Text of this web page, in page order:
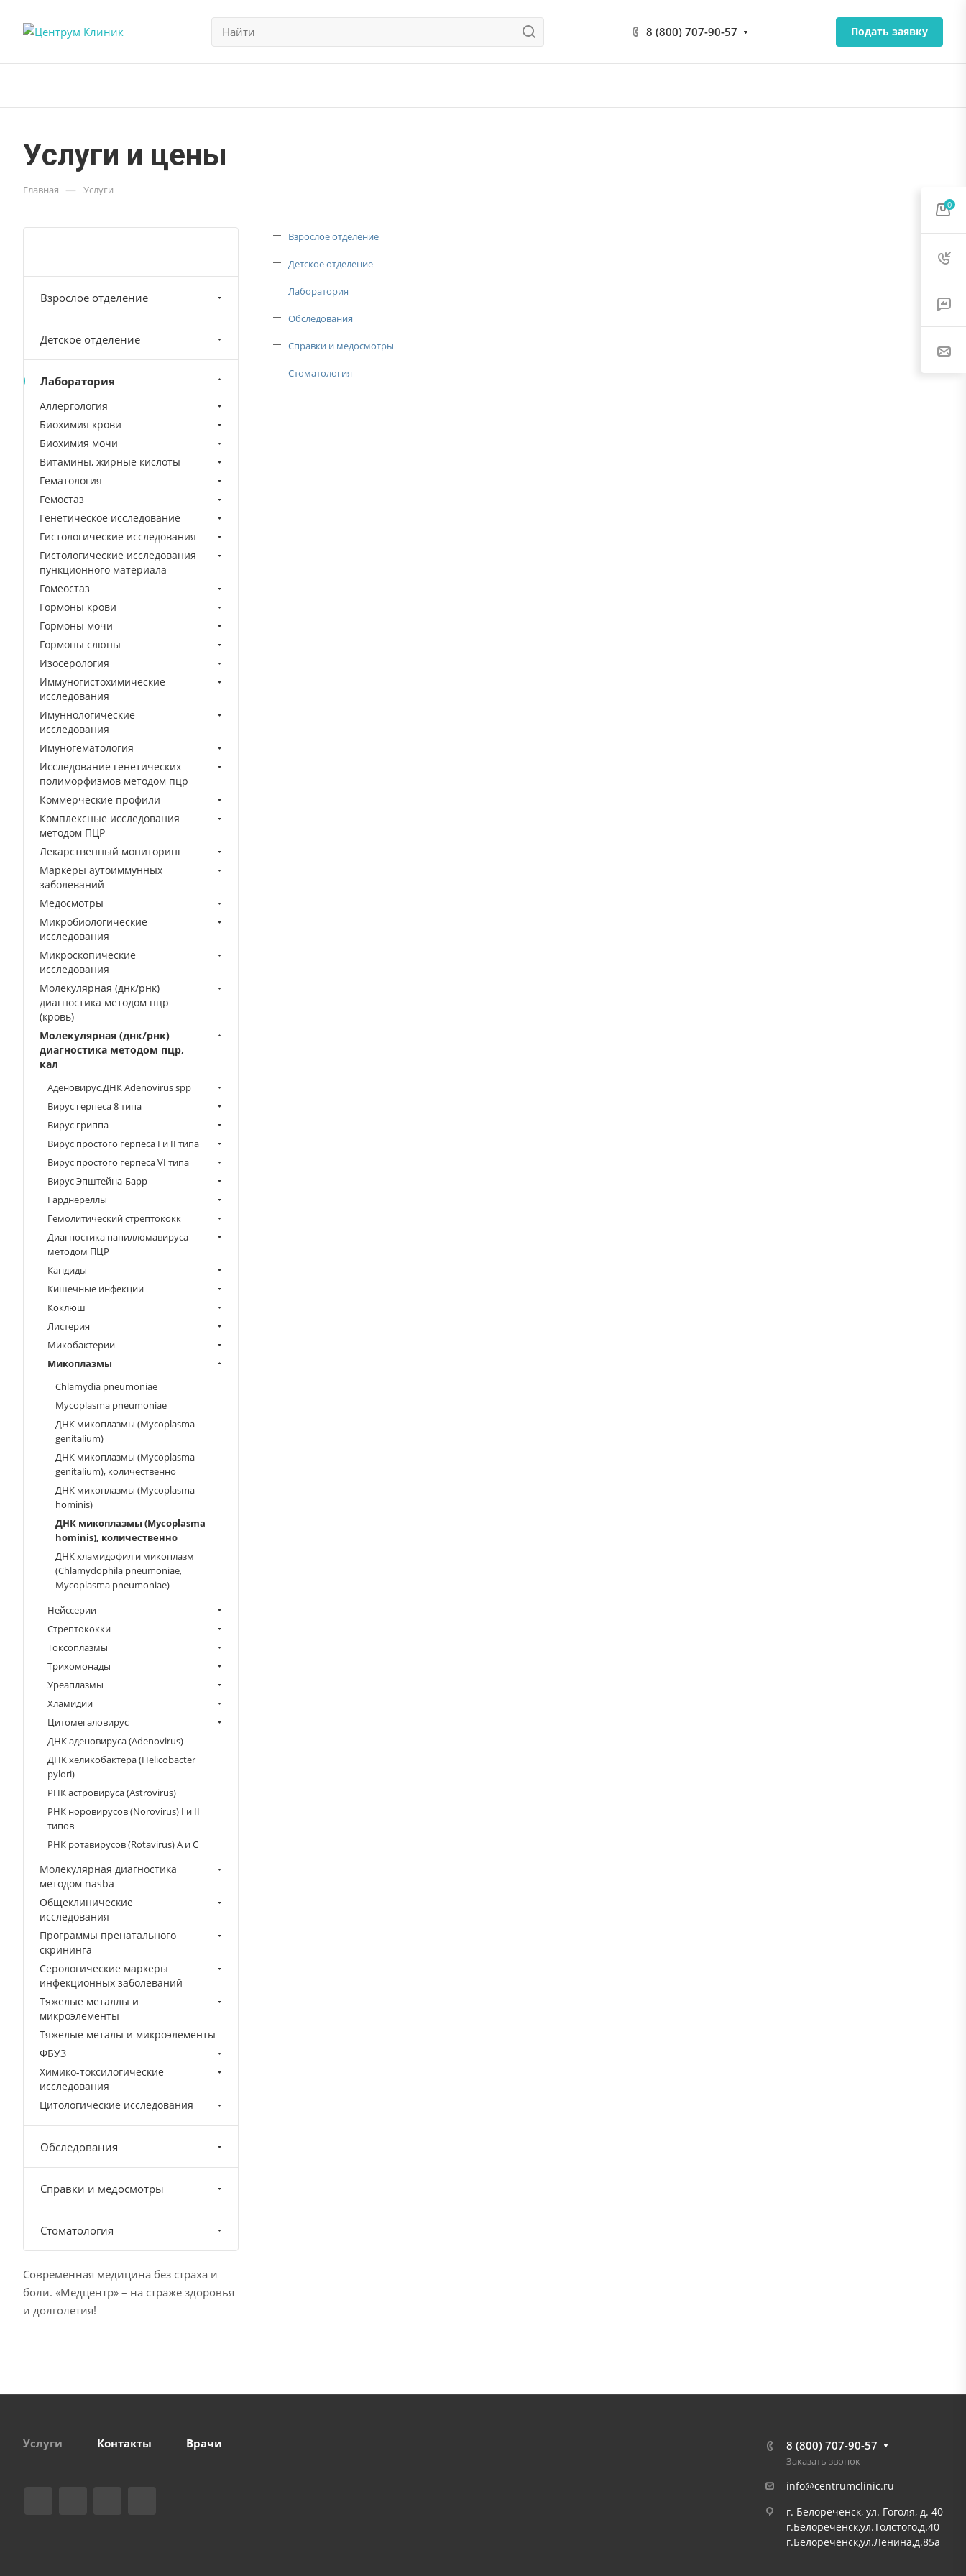
8 (800) 707-90-57 Подать заявку
Услуги и цены
Главная — Услуги
Взрослое отделение
Детское отделение
Лаборатория
Обследования
Справки и медосмотры
Стоматология
Взрослое отделение
Детское отделение
Лаборатория
Аллергология
Биохимия крови
Биохимия мочи
Витамины, жирные кислоты
Гематология
Гемостаз
Генетическое исследование
Гистологические исследования
Гистологические исследования
пункционного материала
Гомеостаз
Гормоны крови
Гормоны мочи
Гормоны слюны
Изосерология
Иммуногистохимические
исследования
Имуннологические
исследования
Имуногематология
Исследование генетических
полиморфизмов методом пцр
Коммерческие профили
Комплексные исследования
методом ПЦР
Лекарственный мониторинг
Маркеры аутоиммунных
заболеваний
Медосмотры
Микробиологические
исследования
Микроскопические
исследования
Молекулярная (днк/рнк)
диагностика методом пцр
(кровь)
Молекулярная (днк/рнк)
диагностика методом пцр,
кал
Аденовирус.ДНК Аdenovirus spp
Вирус герпеса 8 типа
Вирус гриппа
Вирус простого герпеса I и II типа
Вирус простого герпеса VI типа
Вирус Эпштейна-Барр
Гарднереллы
Гемолитический стрептококк
Диагностика папилломавируса
методом ПЦР
Кандиды
Кишечные инфекции
Коклюш
Листерия
Микобактерии
Микоплазмы
Chlamydia pneumoniae
Mycoplasma pneumoniae
ДНК микоплазмы (Mycoplasma
genitalium)
ДНК микоплазмы (Mycoplasma
genitalium), количественно
ДНК микоплазмы (Mycoplasma
hominis)
ДНК микоплазмы (Mycoplasma
hominis), количественно
ДНК хламидофил и микоплазм
(Chlamydophila pneumoniae,
Mycoplasma pneumoniae)
Нейссерии
Стрептококки
Токсоплазмы
Трихомонады
Уреаплазмы
Хламидии
Цитомегаловирус
ДНК аденовируса (Adenovirus)
ДНК хеликобактера (Helicobacter
pylori)
РНК астровируса (Astrovirus)
РНК норовирусов (Norovirus) I и II
типов
РНК ротавирусов (Rotavirus) A и C
Молекулярная диагностика
методом nasba
Общеклинические
исследования
Программы пренатального
скрининга
Серологические маркеры
инфекционных заболеваний
Тяжелые металлы и
микроэлементы
Тяжелые металы и микроэлементы
ФБУЗ
Химико-токсилогические
исследования
Цитологические исследования
Обследования
Справки и медосмотры
Стоматология
Современная медицина без страха и
боли. «Медцентр» – на страже здоровья
и долголетия!
Услуги Контакты Врачи 8 (800) 707-90-57
Заказать звонок
info@centrumclinic.ru
г. Белореченск, ул. Гоголя, д. 40
г.Белореченск,ул.Толстого,д.40
г.Белореченск,ул.Ленина,д.85а
0